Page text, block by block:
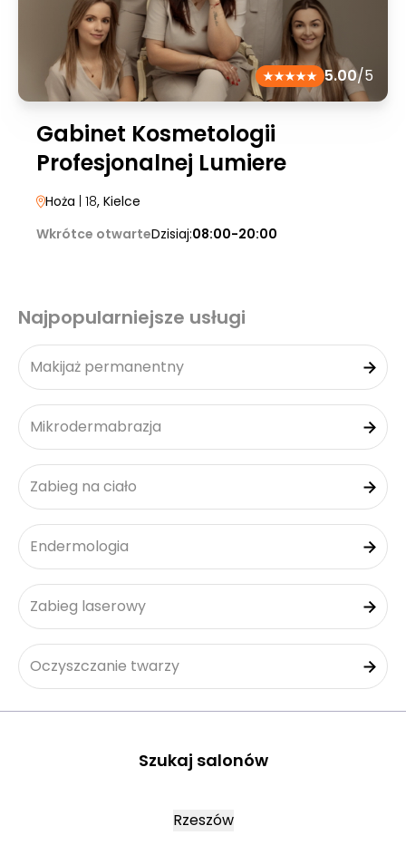
5.00/5
Gabinet Kosmetologii
Profesjonalnej Lumiere
Hoża | 18, Kielce
Wkrótce otwarteDzisiaj:08:00-20:00
Najpopularniejsze usługi
Makijaż permanentny
Mikrodermabrazja
Zabieg na ciało
Endermologia
Zabieg laserowy
Oczyszczanie twarzy
Szukaj salonów
Rzeszów